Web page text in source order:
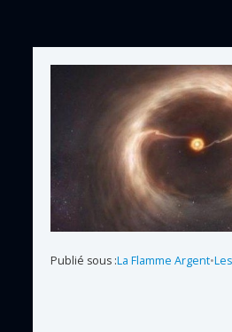
Publié sous :La Flamme Argent•